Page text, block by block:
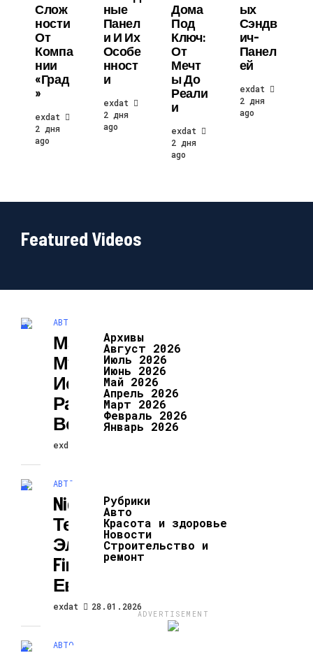
Слож
Ности
От
Компа
Нии
«Град
»
exdat
2 дня
ago
Ные
Панел
И И Их
Особе
Нност
И
exdat
2 дня
ago
Дома
Под
Ключ:
От
Мечт
Ы До
Реали
И
exdat
2 дня
ago
Ых
Сэндв
Ич-
Панел
Ей
exdat
2 дня
ago
Featured Videos
АВТО
Массаж В
Мужском Клубе:
Искусство
Расслабления И
Восстановления
exdat
АВТО
Nio Вывела На
Тест
Электромобиль
Firefly Для
Европы
exdat 28.01.2026
АВТО
Архивы
Август 2026
Июль 2026
Июнь 2026
Май 2026
Апрель 2026
Март 2026
Февраль 2026
Январь 2026
Рубрики
Авто
Красота и здоровье
Новости
Строительство и
ремонт
ADVERTISEMENT